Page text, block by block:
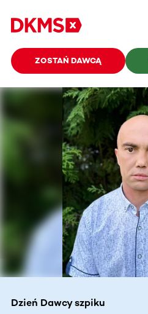
ZOSTAŃ DAWCĄ
Dzień Dawcy szpiku